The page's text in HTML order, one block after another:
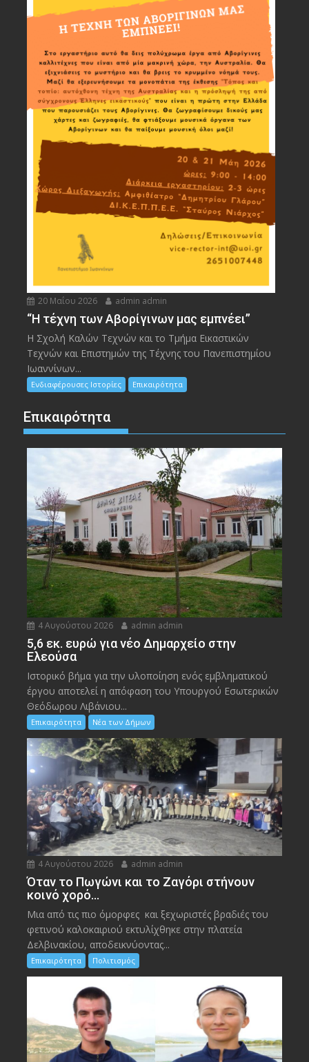
20 Μαΐου 2026 admin admin
“Η τέχνη των Αβορίγινων μας εμπνέει”
Η Σχολή Καλών Τεχνών και το Τμήμα Εικαστικών
Τεχνών και Επιστημών της Τέχνης του Πανεπιστημίου
Ιωαννίνων...
Ενδιαφέρουσες Ιστορίες Επικαιρότητα
Επικαιρότητα
4 Αυγούστου 2026 admin admin
5,6 εκ. ευρώ για νέο Δημαρχείο στην
Ελεούσα
Ιστορικό βήμα για την υλοποίηση ενός εμβληματικού
έργου αποτελεί η απόφαση του Υπουργού Εσωτερικών
Θεόδωρου Λιβάνιου...
Επικαιρότητα Νέα των Δήμων
4 Αυγούστου 2026 admin admin
Όταν το Πωγώνι και το Ζαγόρι στήνουν
κοινό χορό…
Μια από τις πιο όμορφες και ξεχωριστές βραδιές του
φετινού καλοκαιριού εκτυλίχθηκε στην πλατεία
Δελβινακίου, αποδεικνύοντας...
Επικαιρότητα Πολιτισμός